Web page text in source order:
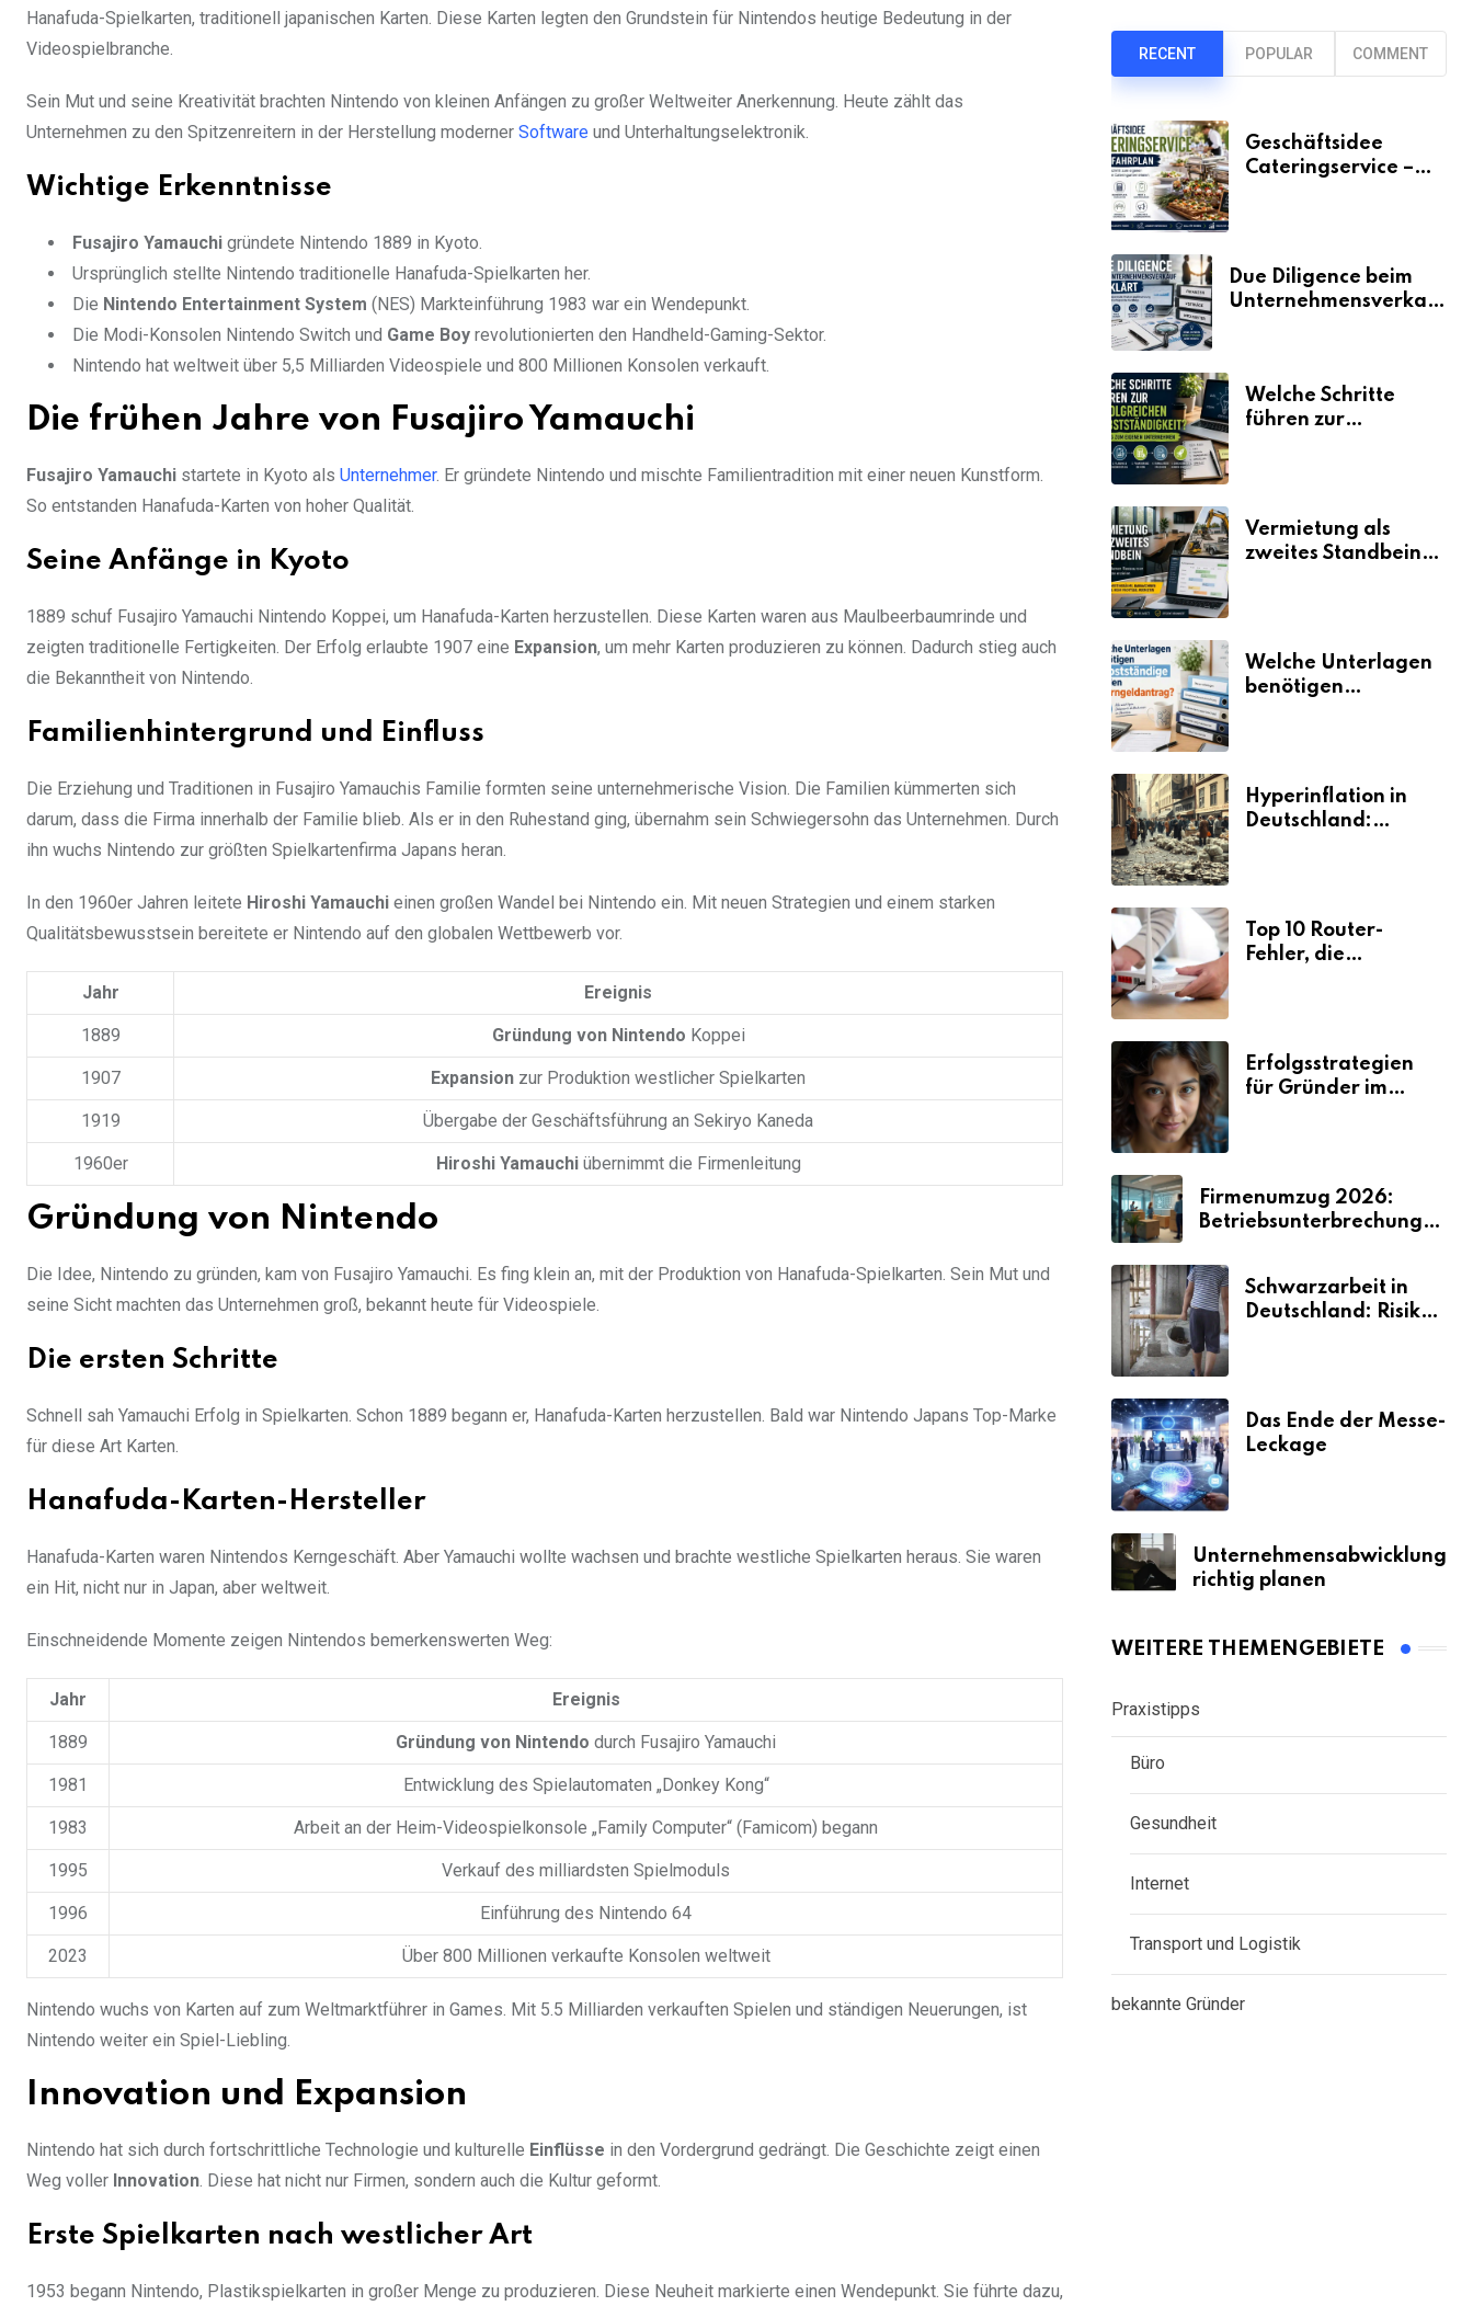
Hanafuda-Spielkarten, traditionell japanischen Karten. Diese Karten legten den Grundstein für Nintendos heutige Bedeutung in der
Videospielbranche.
Sein Mut und seine Kreativität brachten Nintendo von kleinen Anfängen zu großer Weltweiter Anerkennung. Heute zählt das
Unternehmen zu den Spitzenreitern in der Herstellung moderner Software und Unterhaltungselektronik.
Wichtige Erkenntnisse
Fusajiro Yamauchi gründete Nintendo 1889 in Kyoto.
Ursprünglich stellte Nintendo traditionelle Hanafuda-Spielkarten her.
Die Nintendo Entertainment System (NES) Markteinführung 1983 war ein Wendepunkt.
Die Modi-Konsolen Nintendo Switch und Game Boy revolutionierten den Handheld-Gaming-Sektor.
Nintendo hat weltweit über 5,5 Milliarden Videospiele und 800 Millionen Konsolen verkauft.
Die frühen Jahre von Fusajiro Yamauchi
Fusajiro Yamauchi startete in Kyoto als Unternehmer. Er gründete Nintendo und mischte Familientradition mit einer neuen Kunstform.
So entstanden Hanafuda-Karten von hoher Qualität.
Seine Anfänge in Kyoto
1889 schuf Fusajiro Yamauchi Nintendo Koppei, um Hanafuda-Karten herzustellen. Diese Karten waren aus Maulbeerbaumrinde und
zeigten traditionelle Fertigkeiten. Der Erfolg erlaubte 1907 eine Expansion, um mehr Karten produzieren zu können. Dadurch stieg auch
die Bekanntheit von Nintendo.
Familienhintergrund und Einfluss
Die Erziehung und Traditionen in Fusajiro Yamauchis Familie formten seine unternehmerische Vision. Die Familien kümmerten sich
darum, dass die Firma innerhalb der Familie blieb. Als er in den Ruhestand ging, übernahm sein Schwiegersohn das Unternehmen. Durch
ihn wuchs Nintendo zur größten Spielkartenfirma Japans heran.
In den 1960er Jahren leitete Hiroshi Yamauchi einen großen Wandel bei Nintendo ein. Mit neuen Strategien und einem starken
Qualitätsbewusstsein bereitete er Nintendo auf den globalen Wettbewerb vor.
Jahr Ereignis
1889 Gründung von Nintendo Koppei
1907 Expansion zur Produktion westlicher Spielkarten
1919 Übergabe der Geschäftsführung an Sekiryo Kaneda
1960er Hiroshi Yamauchiübernimmt die Firmenleitung
Gründung von Nintendo
Die Idee, Nintendo zu gründen, kam von Fusajiro Yamauchi. Es fing klein an, mit der Produktion von Hanafuda-Spielkarten. Sein Mut und
seine Sicht machten das Unternehmen groß, bekannt heute für Videospiele.
Die ersten Schritte
Schnell sah Yamauchi Erfolg in Spielkarten. Schon 1889 begann er, Hanafuda-Karten herzustellen. Bald war Nintendo Japans Top-Marke
für diese Art Karten.
Hanafuda-Karten-Hersteller
Hanafuda-Karten waren Nintendos Kerngeschäft. Aber Yamauchi wollte wachsen und brachte westliche Spielkarten heraus. Sie waren
ein Hit, nicht nur in Japan, aber weltweit.
Einschneidende Momente zeigen Nintendos bemerkenswerten Weg:
Jahr Ereignis
1889 Gründung von Nintendo durch Fusajiro Yamauchi
1981 Entwicklung des Spielautomaten „Donkey Kong“
1983 Arbeit an der Heim-Videospielkonsole „Family Computer“ (Famicom) begann
1995 Verkauf des milliardsten Spielmoduls
1996 Einführung des Nintendo 64
2023 Über 800 Millionen verkaufte Konsolen weltweit
Nintendo wuchs von Karten auf zum Weltmarktführer in Games. Mit 5.5 Milliarden verkauften Spielen und ständigen Neuerungen, ist
Nintendo weiter ein Spiel-Liebling.
Innovation und Expansion
Nintendo hat sich durch fortschrittliche Technologie und kulturelle Einflüsse in den Vordergrund gedrängt. Die Geschichte zeigt einen
Weg voller Innovation. Diese hat nicht nur Firmen, sondern auch die Kultur geformt.
Erste Spielkarten nach westlicher Art
1953 begann Nintendo, Plastikspielkarten in großer Menge zu produzieren. Diese Neuheit markierte einen Wendepunkt. Sie führte dazu,
RECENT POPULAR COMMENT
Geschäftsidee
Cateringservice –
Due Diligence beim
Unternehmensverkauf
Welche Schritte
führen zur
Vermietung als
zweites Standbein:
Umsätze machen
Welche Unterlagen
benötigen
Hyperinflation in
Deutschland:
Top 10 Router-
Fehler, die
Erfolgsstrategien
für Gründer im
Firmenumzug 2026:
Betriebsunterbrechungen
Schwarzarbeit in
Deutschland: Risiken
Das Ende der Messe-
Leckage
Unternehmensabwicklung
richtig planen
WEITERE THEMENGEBIETE
Praxistipps
Büro
Gesundheit
Internet
Transport und Logistik
bekannte Gründer